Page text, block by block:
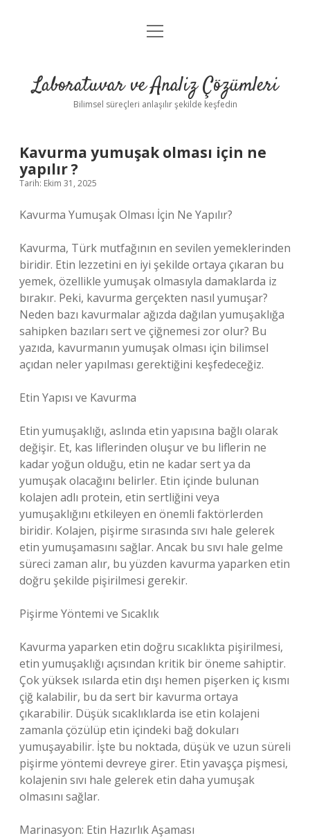
Anasayfa
Yasal Uyarı
menüyü
Laboratuvar ve Analiz Çözümleri
Bilimsel süreçleri anlaşılır şekilde keşfedin
Kavurma yumuşak olması için ne
yapılır ?
Tarih: Ekim 31, 2025
Kavurma Yumuşak Olması İçin Ne Yapılır?
Kavurma, Türk mutfağının en sevilen yemeklerinden
biridir. Etin lezzetini en iyi şekilde ortaya çıkaran bu
yemek, özellikle yumuşak olmasıyla damaklarda iz
bırakır. Peki, kavurma gerçekten nasıl yumuşar?
Neden bazı kavurmalar ağızda dağılan yumuşaklığa
sahipken bazıları sert ve çiğnemesi zor olur? Bu
yazıda, kavurmanın yumuşak olması için bilimsel
açıdan neler yapılması gerektiğini keşfedeceğiz.
Etin Yapısı ve Kavurma
Etin yumuşaklığı, aslında etin yapısına bağlı olarak
değişir. Et, kas liflerinden oluşur ve bu liflerin ne
kadar yoğun olduğu, etin ne kadar sert ya da
yumuşak olacağını belirler. Etin içinde bulunan
kolajen adlı protein, etin sertliğini veya
yumuşaklığını etkileyen en önemli faktörlerden
biridir. Kolajen, pişirme sırasında sıvı hale gelerek
etin yumuşamasını sağlar. Ancak bu sıvı hale gelme
süreci zaman alır, bu yüzden kavurma yaparken etin
doğru şekilde pişirilmesi gerekir.
Pişirme Yöntemi ve Sıcaklık
Kavurma yaparken etin doğru sıcaklıkta pişirilmesi,
etin yumuşaklığı açısından kritik bir öneme sahiptir.
Çok yüksek ısılarda etin dışı hemen pişerken iç kısmı
çiğ kalabilir, bu da sert bir kavurma ortaya
çıkarabilir. Düşük sıcaklıklarda ise etin kolajeni
zamanla çözülüp etin içindeki bağ dokuları
yumuşayabilir. İşte bu noktada, düşük ve uzun süreli
pişirme yöntemi devreye girer. Etin yavaşça pişmesi,
kolajenin sıvı hale gelerek etin daha yumuşak
olmasını sağlar.
Marinasyon: Etin Hazırlık Aşaması